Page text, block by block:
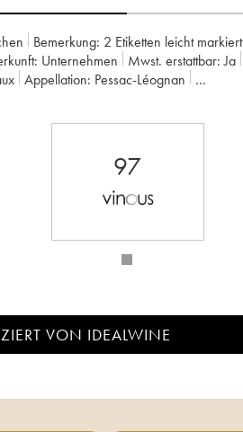
Bemerkung: 2 Etiketten leicht markiert
unternehmen Mwst. erstattbar: ja
Appellation: Pessac-Léognan
97
VON IDEALWINE